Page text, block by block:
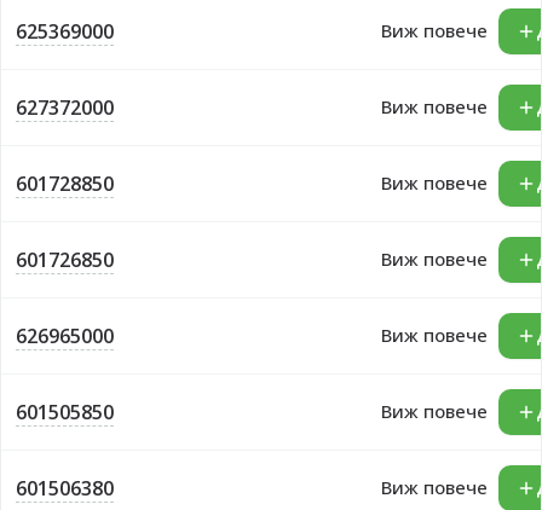
625369000 Виж повече
627372000 Виж повече
601728850 Виж повече
601726850 Виж повече
626965000 Виж повече
601505850 Виж повече
601506380 Виж повече